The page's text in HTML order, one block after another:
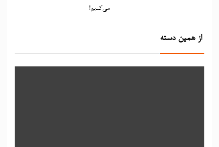
می‌کنیم!
از همین دسته